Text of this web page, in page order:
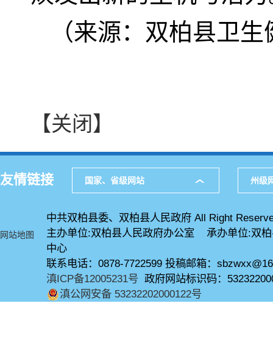
（来源：双柏县卫
【关闭】
友情链接 国家、省级网站 州级
网站地图
中共双柏县委、双柏县人民政府 All Right
主办单位:双柏县人民政府办公室 承办单位:双
中心
联系电话：0878-7722599 投稿邮箱：
滇ICP备12005231号 政府网站标识码：
滇公网安备 53232202000122号